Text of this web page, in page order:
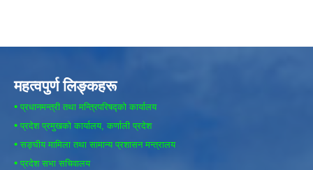
महत्वपुर्ण लिङ्कहरू
• प्रधानमन्त्री तथा मन्त्रिपरिषद्को कार्यालय
• प्रदेश प्रमुखको कार्यालय, कर्णाली प्रदेश
• सङ्घीय मामिला तथा सामान्य प्रशासन मन्त्रालय
• प्रदेश सभा सचिवालय